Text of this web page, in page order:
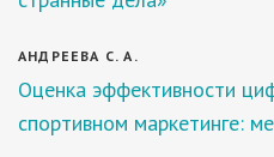
АНДРЕЕВА С. А.
Оценка эффективности
спортивном маркетинге: